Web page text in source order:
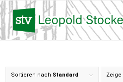
Sortieren nach Standard Zeige